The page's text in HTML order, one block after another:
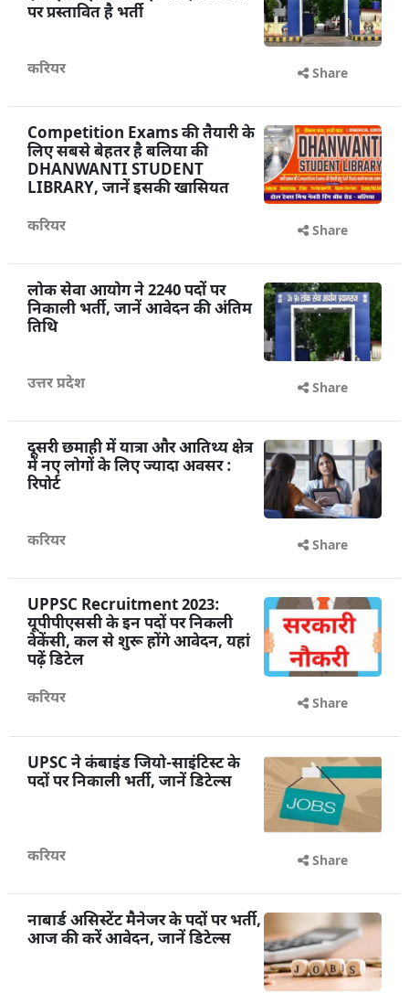
पर प्रस्तावित है भर्ती
करियर Share
Competition Exams की तैयारी के
लिए सबसे बेहतर है बलिया की
DHANWANTI STUDENT
LIBRARY, जानें इसकी खासियत
करियर Share
लोक सेवा आयोग ने 2240 पदों पर
निकाली भर्ती, जानें आवेदन की अंतिम
तिथि
उत्तर प्रदेश Share
दूसरी छमाही में यात्रा और आतिथ्य क्षेत्र
में नए लोगों के लिए ज्यादा अवसर :
रिपोर्ट
करियर Share
UPPSC Recruitment 2023:
यूपीपीएससी के इन पदों पर निकली
वेकेंसी, कल से शुरू होंगे आवेदन, यहां
पढ़ें डिटेल
करियर Share
UPSC ने कंबाइंड जियो-साइंटिस्ट के
पदों पर निकाली भर्ती, जानें डिटेल्स
करियर Share
नाबार्ड असिस्टेंट मैनेजर के पदों पर भर्ती,
आज की करें आवेदन, जानें डिटेल्स